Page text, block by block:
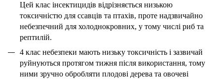
Цей клас інсектицидів відрізняється низькою
токсичністю для ссавців та птахів, проте надзвичайно
небезпечний для холоднокровних, у тому числі риб та
рептилій.
4 клас небезпеки мають низьку токсичність і зазвичай
руйнуються протягом тижня після використання, тому
ними зручно обробляти плодові дерева та овочеві